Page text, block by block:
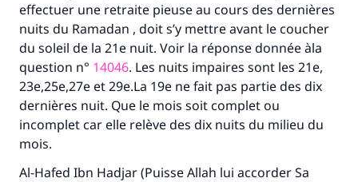
effectuer une retraite pieuse au cours des dernières
nuits du Ramadan , doit s’y mettre avant le coucher
du soleil de la 21e nuit. Voir la réponse donnée àla
question n° 14046. Les nuits impaires sont les 21e,
23e,25e,27e et 29e.La 19e ne fait pas partie des dix
dernières nuit. Que le mois soit complet ou
incomplet car elle relève des dix nuits du milieu du
mois.
Al-Hafed Ibn Hadjar (Puisse Allah lui accorder Sa